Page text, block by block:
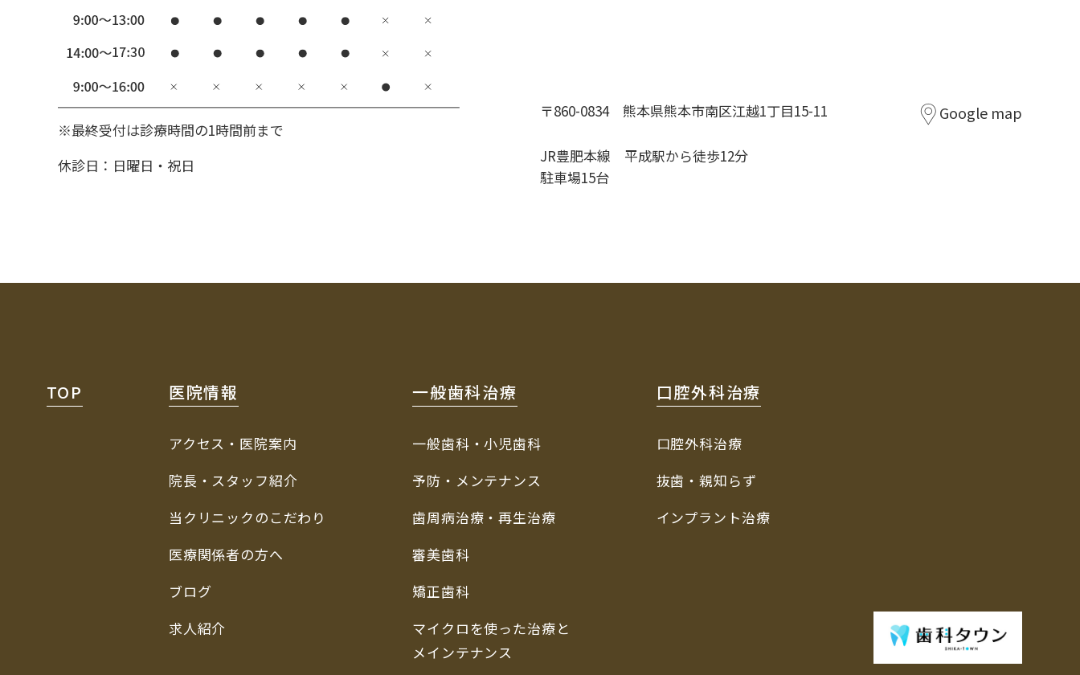
※最終受付は診療時間の1時間前まで
休診日：日曜日・祝日
〒860-0834熊本県熊本市南区江越1丁目15-11 Google map
JR豊肥本線 平成駅から徒歩12分
駐車場15台
TOP 医院情報
アクセス・医院案内
院長・スタッフ紹介
当クリニックのこだわり
医療関係者の方へ
ブログ
求人紹介
一般歯科治療
一般歯科・小児歯科
予防・メンテナンス
歯周病治療・再生治療
審美歯科
矯正歯科
マイクロを使った治療と
メインテナンス
口腔外科治療
口腔外科治療
抜歯・親知らず
インプラント治療